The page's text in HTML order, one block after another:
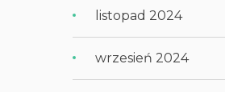
listopad 2024
wrzesień 2024